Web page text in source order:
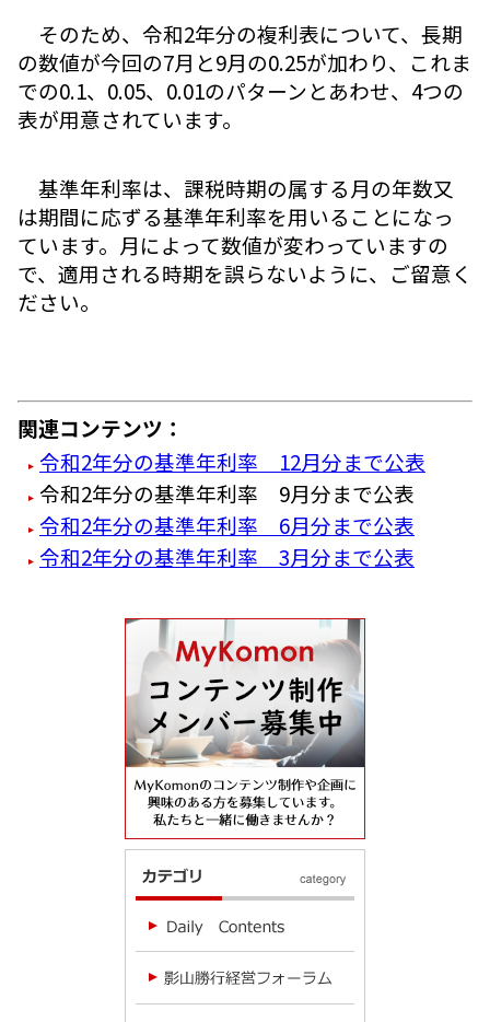
そのため、令和2年分の複利表について、長期
の数値が今回の7月と9月の0.25が加わり、これま
での0.1、0.05、0.01のパターンとあわせ、4つの
表が用意されています。
基準年利率は、課税時期の属する月の年数又
は期間に応ずる基準年利率を用いることになっ
ています。月によって数値が変わっていますの
で、適用される時期を誤らないように、ご留意く
ださい。
関連コンテンツ：
令和2年分の基準年利率 12月分まで公表
令和2年分の基準年利率 9月分まで公表
令和2年分の基準年利率 6月分まで公表
令和2年分の基準年利率 3月分まで公表